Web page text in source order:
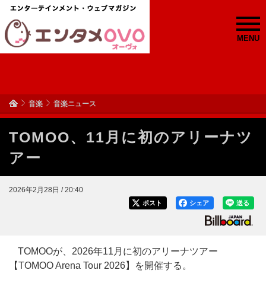
MENU
音楽 音楽ニュース
TOMOO、11月に初のアリーナツ
アー
2026年2月28日 / 20:40
送る
シェア
ポスト
TOMOOが、2026年11月に初のアリーナツアー
【TOMOO Arena Tour 2026】を開催する。